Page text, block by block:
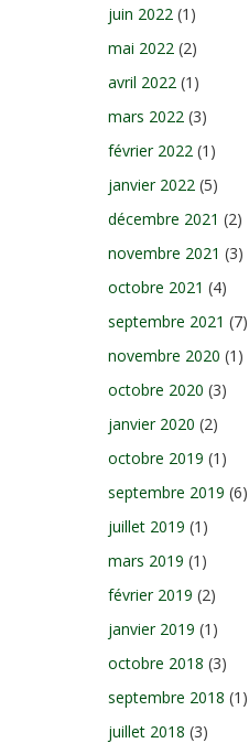
juin 2022 (1)
mai 2022 (2)
avril 2022 (1)
mars 2022 (3)
février 2022 (1)
janvier 2022 (5)
décembre 2021 (2)
novembre 2021 (3)
octobre 2021 (4)
septembre 2021 (7)
novembre 2020 (1)
octobre 2020 (3)
janvier 2020 (2)
octobre 2019 (1)
septembre 2019 (6)
juillet 2019 (1)
mars 2019 (1)
février 2019 (2)
janvier 2019 (1)
octobre 2018 (3)
septembre 2018 (1)
juillet 2018 (3)